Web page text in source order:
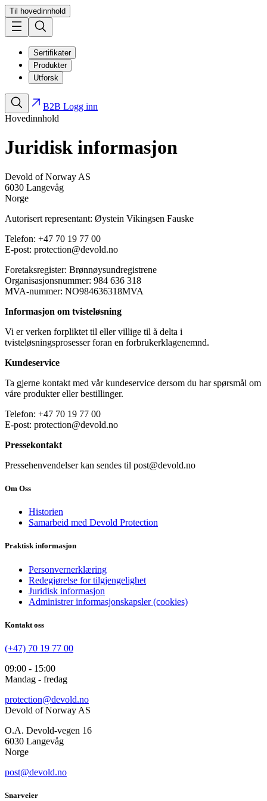
Til hovedinnhold
Sertifikater
Produkter
Utforsk
B2B Logg inn
Hovedinnhold
Juridisk informasjon
Devold of Norway AS
6030 Langevåg
Norge
Autorisert representant: Øystein Vikingsen Fauske
Telefon: +47 70 19 77 00
E-post: protection@devold.no
Foretaksregister: Brønnøysundregistrene
Organisasjonsnummer: 984 636 318
MVA-nummer: NO984636318MVA
Informasjon om tvisteløsning
Vi er verken forpliktet til eller villige til å delta i
tvisteløsningsprosesser foran en forbrukerklagenemnd.
Kundeservice
Ta gjerne kontakt med vår kundeservice dersom du har spørsmål om
våre produkter eller bestillinger.
Telefon: +47 70 19 77 00
E-post: protection@devold.no
Pressekontakt
Pressehenvendelser kan sendes til post@devold.no
Om Oss
Historien
Samarbeid med Devold Protection
Praktisk informasjon
Personvernerklæring
Redegjørelse for tilgjengelighet
Juridisk informasjon
Administrer informasjonskapsler (cookies)
Kontakt oss
(+47) 70 19 77 00
09:00 - 15:00
Mandag - fredag
protection@devold.no
Devold of Norway AS
O.A. Devold-vegen 16
6030 Langevåg
Norge
post@devold.no
Snarveier